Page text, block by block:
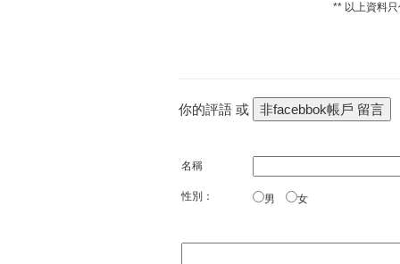
** 以上資料
你的評語 或
名稱
性別： 男 女